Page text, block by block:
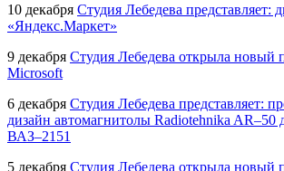
10 декабря Студия Лебедева представляет:
«Яндекс.Маркет»
9 декабря Студия Лебедева открыла новый
Microsoft
6 декабря Студия Лебедева представляет:
дизайн автомагнитолы Radiotehnika AR–50
ВАЗ–2151
5 декабря Студия Лебедева открыла новый